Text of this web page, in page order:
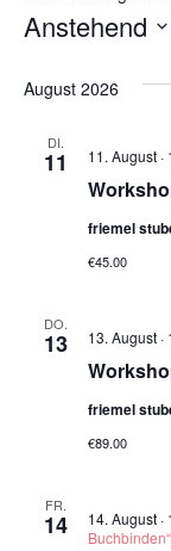
Anstehend
August 2026
DI.
11 11. August ·
friemel
€45.00
DO.
13 13. August ·
friemel
€89.00
FR.
14 14. August ·